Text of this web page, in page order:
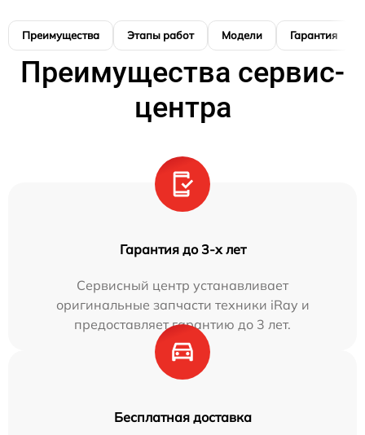
Преимущества Этапы работ Модели Гарантия
Преимущества сервис-
центра
Гарантия до 3-х лет
Сервисный центр устанавливает
оригинальные запчасти техники iRay и
предоставляет гарантию до 3 лет.
Бесплатная доставка